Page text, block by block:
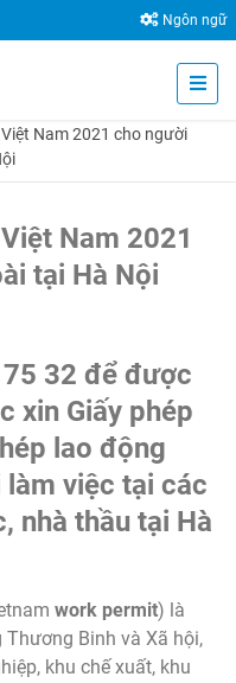
Ngôn ngữ
Nam 2021 cho người
Nam 2021
tại Hà Nội
32 để được
xin Giấy phép
lao động
việc tại các
nhà thầu tại Hà
work permit) là
Binh và Xã hội,
khu chế xuất, khu